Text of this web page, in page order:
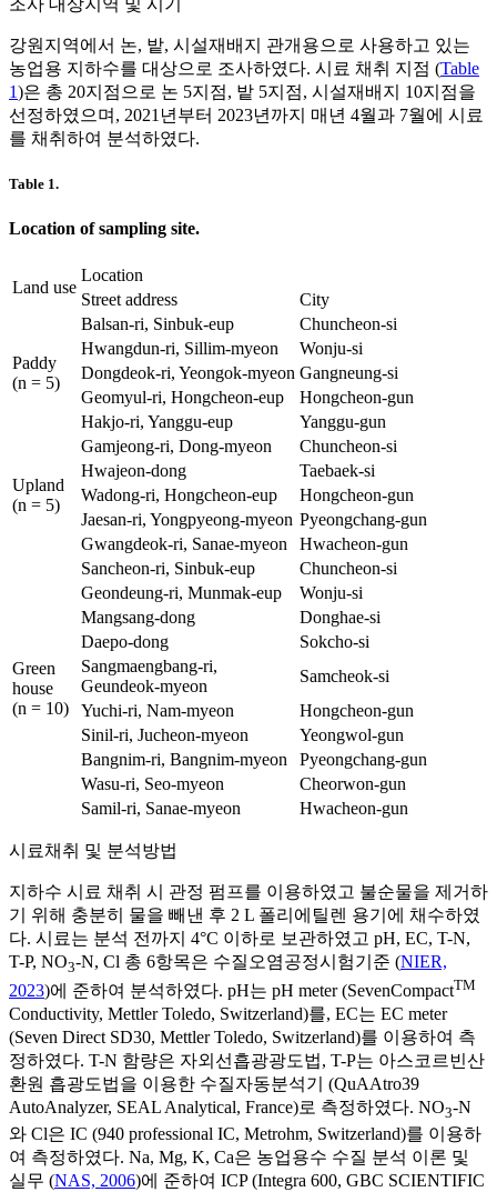
조사 대상지역 및 시기
강원지역에서 논, 밭, 시설재배지 관개용으로 사용하고 있는
농업용 지하수를 대상으로 조사하였다. 시료 채취 지점 (Table
1)은 총 20지점으로 논 5지점, 밭 5지점, 시설재배지 10지점을
선정하였으며, 2021년부터 2023년까지 매년 4월과 7월에 시료
를 채취하여 분석하였다.
Table 1.
Location of sampling site.
Land use
Location
Street address
City
Paddy
(n = 5)
Balsan-ri, Sinbuk-eup
Chuncheon-si
Hwangdun-ri, Sillim-myeon
Wonju-si
Dongdeok-ri, Yeongok-myeon Gangneung-si
Geomyul-ri, Hongcheon-eup
Hongcheon-gun
Hakjo-ri, Yanggu-eup
Yanggu-gun
Upland
(n = 5)
Gamjeong-ri, Dong-myeon
Chuncheon-si
Hwajeon-dong
Taebaek-si
Wadong-ri, Hongcheon-eup
Hongcheon-gun
Jaesan-ri, Yongpyeong-myeon Pyeongchang-gun
Gwangdeok-ri, Sanae-myeon
Hwacheon-gun
Green
house
(n = 10)
Sancheon-ri, Sinbuk-eup
Chuncheon-si
Geondeung-ri, Munmak-eup
Wonju-si
Mangsang-dong
Donghae-si
Daepo-dong
Sokcho-si
Sangmaengbang-ri,
Geundeok-myeon
Samcheok-si
Yuchi-ri, Nam-myeon
Hongcheon-gun
Sinil-ri, Jucheon-myeon
Yeongwol-gun
Bangnim-ri, Bangnim-myeon
Pyeongchang-gun
Wasu-ri, Seo-myeon
Cheorwon-gun
Samil-ri, Sanae-myeon
Hwacheon-gun
시료채취 및 분석방법
지하수 시료 채취 시 관정 펌프를 이용하였고 불순물을 제거하
기 위해 충분히 물을 빼낸 후 2 L 폴리에틸렌 용기에 채수하였
다. 시료는 분석 전까지 4°C 이하로 보관하였고 pH, EC, T-N,
T-P, NO3-N, Cl 총 6항목은 수질오염공정시험기준 (NIER,
2023)에 준하여 분석하였다. pH는 pH meter (SevenCompactTM
Conductivity, Mettler Toledo, Switzerland)를, EC는 EC meter
(Seven Direct SD30, Mettler Toledo, Switzerland)를 이용하여 측
정하였다. T-N 함량은 자외선흡광광도법, T-P는 아스코르빈산
환원 흡광도법을 이용한 수질자동분석기 (QuAAtro39
AutoAnalyzer, SEAL Analytical, France)로 측정하였다. NO3-N
와 Cl은 IC (940 professional IC, Metrohm, Switzerland)를 이용하
여 측정하였다. Na, Mg, K, Ca은 농업용수 수질 분석 이론 및
실무 (NAS, 2006)에 준하여 ICP (Integra 600, GBC SCIENTIFIC